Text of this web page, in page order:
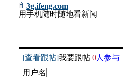
3g.ifeng.com
用手机随时随地看新闻
[查看跟帖]我要跟帖 0人参与
用户名